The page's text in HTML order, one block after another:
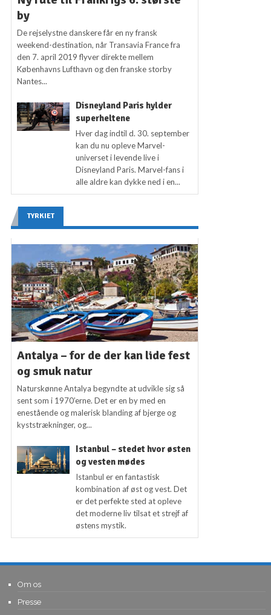
by
De rejselystne danskere får en ny fransk
weekend-destination, når Transavia France fra
den 7. april 2019 flyver direkte mellem
Københavns Lufthavn og den franske storby
Nantes...
Disneyland Paris hylder
superheltene
Hver dag indtil d. 30. september
kan du nu opleve Marvel-
universet i levende live i
Disneyland Paris. Marvel-fans i
alle aldre kan dykke ned i en...
TYRKIET
Antalya – for de der kan lide fest
og smuk natur
Naturskønne Antalya begyndte at udvikle sig så
sent som i 1970’erne. Det er en by med en
enestående og malerisk blanding af bjerge og
kyststrækninger, og...
Istanbul – stedet hvor østen
og vesten mødes
Istanbul er en fantastisk
kombination af øst og vest. Det
er det perfekte sted at opleve
det moderne liv tilsat et strejf af
østens mystik.
Om os
Presse